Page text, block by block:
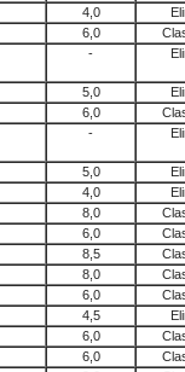
4,0
6,0
-
5,0
6,0
-
5,0
4,0
8,0
6,0
8,5
8,0
6,0
4,5
6,0
6,0